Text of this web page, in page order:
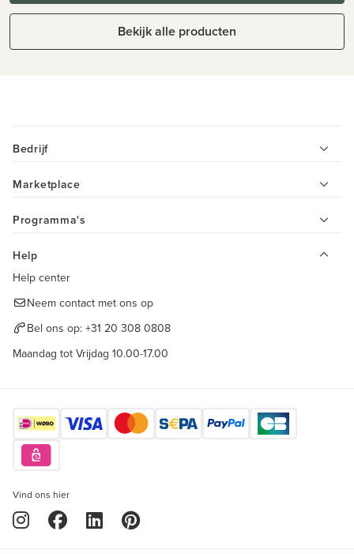
Bekijk alle producten
Bedrijf
Marketplace
Programma's
Help
Help center
Neem contact met ons op
Bel ons op: +31 20 308 0808
Maandag tot Vrijdag 10.00-17.00
Vind ons hier